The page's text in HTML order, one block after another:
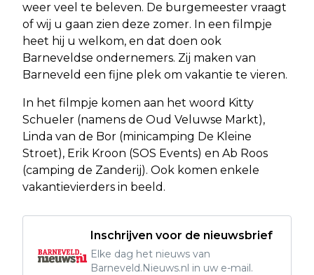
weer veel te beleven. De burgemeester vraagt
of wij u gaan zien deze zomer. In een filmpje
heet hij u welkom, en dat doen ook
Barneveldse ondernemers. Zij maken van
Barneveld een fijne plek om vakantie te vieren.
In het filmpje komen aan het woord Kitty
Schueler (namens de Oud Veluwse Markt),
Linda van de Bor (minicamping De Kleine
Stroet), Erik Kroon (SOS Events) en Ab Roos
(camping de Zanderij). Ook komen enkele
vakantievierders in beeld.
Inschrijven voor de nieuwsbrief
Elke dag het nieuws van
Barneveld.Nieuws.nl in uw e-mail.